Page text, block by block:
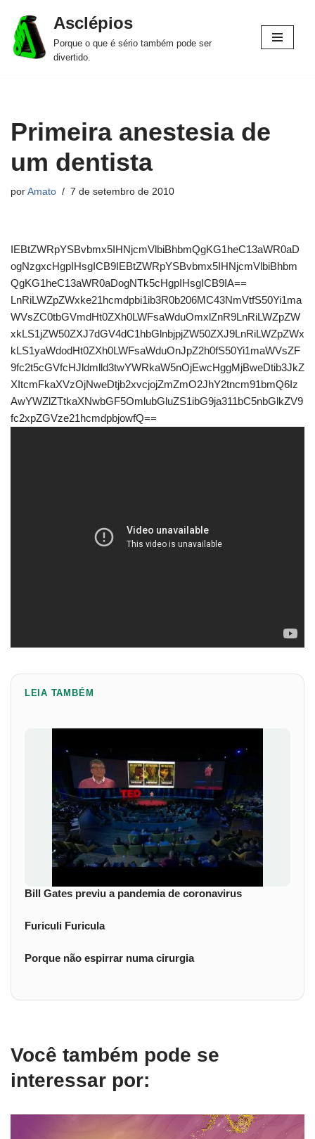
Pular
para
Asclépios
Porque o que é sério também pode ser
divertido.
Primeira anestesia de
um dentista
por Amato 7 de setembro de 2010
IEBtZWRpYSBvbmx5IHNjcmVlbiBhbmQgKG1heC13aWR0aD
ogNzgxcHgpIHsgICB9IEBtZWRpYSBvbmx5IHNjcmVlbiBhbm
QgKG1heC13aWR0aDogNTk5cHgpIHsgICB9IA==
LnRiLWZpZWxke21hcmdpbi1ib3R0b206MC43NmVtfS50Yi1ma
WVsZC0tbGVmdHt0ZXh0LWFsaWduOmxlZnR9LnRiLWZpZW
xkLS1jZW50ZXJ7dGV4dC1hbGlnbjpjZW50ZXJ9LnRiLWZpZWx
kLS1yaWdodHt0ZXh0LWFsaWduOnJpZ2h0fS50Yi1maWVsZF
9fc2t5cGVfcHJldmlld3twYWRkaW5nOjEwcHggMjBweDtib3JkZ
XItcmFkaXVzOjNweDtjb2xvcjojZmZmO2JhY2tncm91bmQ6Iz
AwYWZlZTtkaXNwbGF5OmlubGluZS1ibG9ja311bC5nbGlkZV9
fc2xpZGVze21hcmdpbjowfQ==
LEIA TAMBÉM
Bill Gates previu a pandemia de coronavirus
Furiculi Furicula
Porque não espirrar numa cirurgia
Você também pode se
interessar por: